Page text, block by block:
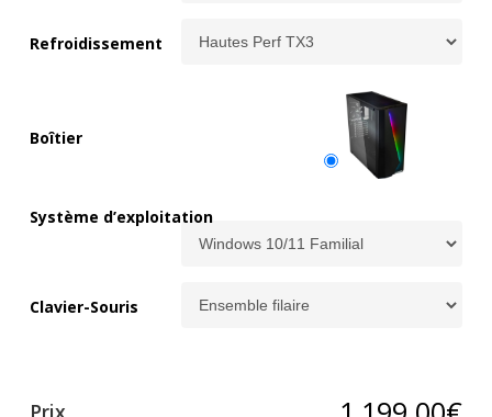
Refroidissement
Boîtier
Système d’exploitation
Clavier-Souris
Prix